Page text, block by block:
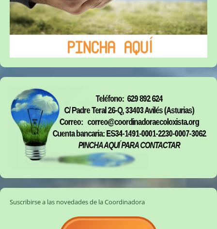
Suscribirse a las novedades de la Coordinadora